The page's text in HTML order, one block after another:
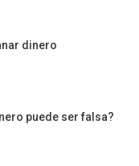
dinero
puede ser falsa?